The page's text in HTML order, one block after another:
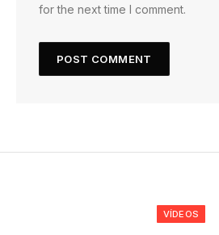
for the next time I comment.
VÍDEOS